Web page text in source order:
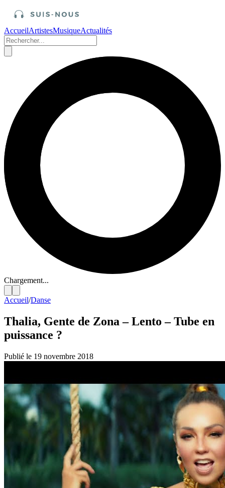
AccueilArtistesMusiqueActualités
Chargement...
Accueil/Danse
Thalia, Gente de Zona – Lento – Tube en
puissance ?
Publié le 19 novembre 2018